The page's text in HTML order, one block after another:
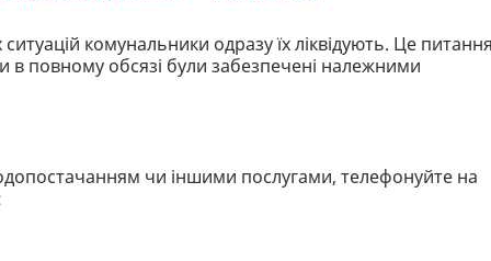
комунальники одразу їх ліквідують. Це
в повному обсязі були забезпечені належними
чи іншими послугами, телефонуйте на